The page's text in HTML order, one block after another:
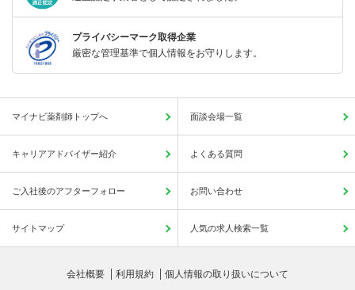
プライバシーマーク取得企業
厳密な管理基準で個人情報をお守りします。
マイナビ薬剤師トップへ 面談会場一覧
キャリアアドバイザー紹介 よくある質問
ご入社後のアフターフォロー お問い合わせ
サイトマップ 人気の求人検索一覧
会社概要 利用規約 個人情報の取り扱いについて